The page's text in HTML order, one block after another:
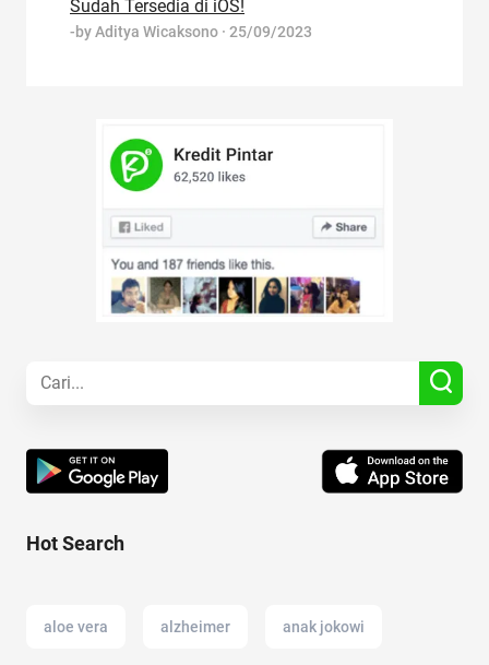
Sudah Tersedia di iOS!
-byAditya Wicaksono · 25/09/2023
Hot Search
aloe vera alzheimer anak jokowi